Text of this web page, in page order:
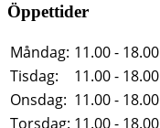
Öppettider
Måndag: 11.00 - 18.00
Tisdag:
11.00 - 18.00
Onsdag: 11.00 - 18.00
Torsdag: 11.00 - 18.00